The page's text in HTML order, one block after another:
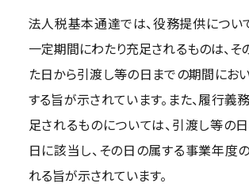
法人税基本通達では、役務提供につい
一定期間にわたり充足されるものは、そ
た日から引渡し等の日までの期間にお
する旨が示されています。また、履行義
足されるものについては、引渡し等の
日に該当し、その日の属する事業年度
れる旨が示されています。